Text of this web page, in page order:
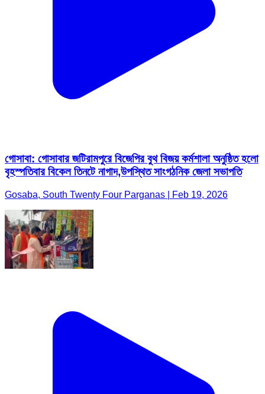
গোসাবা: গোসাবার জটিরামপুরে বিজেপির বুথ বিজয় কর্মশালা অনুষ্ঠিত হলো
বৃহস্পতিবার বিকেল তিনটে নাগাদ,উপস্থিত সাংগঠনিক জেলা সভাপতি
Gosaba, South Twenty Four Parganas | Feb 19, 2026